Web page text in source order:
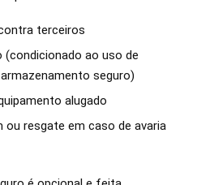
terceiros
ao uso de
seguro)
alugado
ou resgate em caso de avaria